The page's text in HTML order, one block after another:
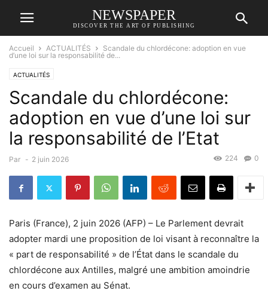
NEWSPAPER
DISCOVER THE ART OF PUBLISHING
Accueil ACTUALITÉS
Scandale du chlordécone: adoption en vue
d’une loi sur la responsabilité de...
ACTUALITÉS
Scandale du chlordécone:
adoption en vue d’une loi sur
la responsabilité de l’Etat
Par - 2 juin 2026 0
224
Paris (France), 2 juin 2026 (AFP) – Le Parlement devrait
adopter mardi une proposition de loi visant à reconnaître la
« part de responsabilité » de l’État dans le scandale du
chlordécone aux Antilles, malgré une ambition amoindrie
en cours d’examen au Sénat.